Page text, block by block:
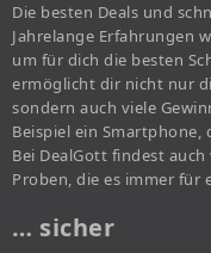
Die besten Deals und
Jahrelange Erfahrungen
um für dich die besten
ermöglicht dir nicht nur
sondern auch viele
Beispiel ein Smartphone,
Bei DealGott findest
Proben, die es immer
… sicher